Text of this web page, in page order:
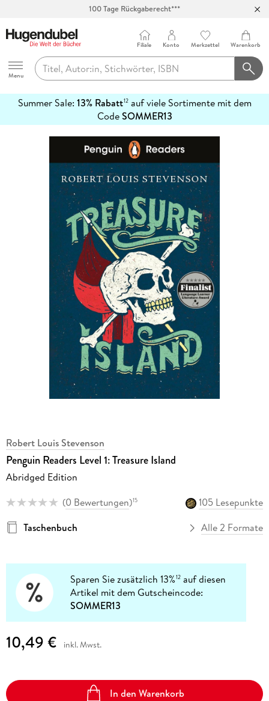
100 Tage Rückgaberecht***
Hugendubel
Menu
Filiale Konto Merkzettel Warenkorb
Summer Sale: 13% Rabatt12auf viele Sortimente mit dem
CodeSOMMER13
erfahren
Robert Louis Stevenson
Penguin Readers Level 1: Treasure Island
Abridged Edition
(0 Bewertungen)15
105 Lesepunkte
Taschenbuch
Alle 2 Formate
Sparen Sie zusätzlich 13%12 auf diesen
Artikel mit dem Gutscheincode:
SOMMER13
10,49 € inkl. Mwst.
In den Warenkorb